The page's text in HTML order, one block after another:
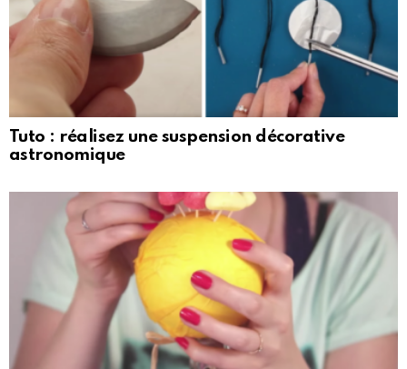
Tuto : réalisez une suspension décorative
astronomique